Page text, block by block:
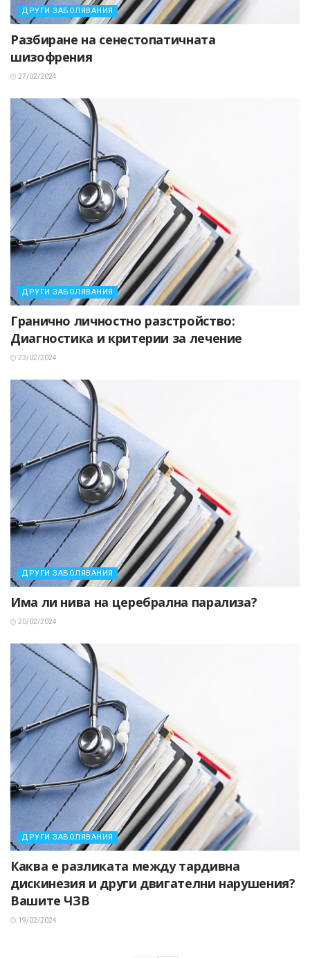
ДРУГИ ЗАБОЛЯВАНИЯ
Разбиране на сенестопатичната
шизофрения
27/02/2024
ДРУГИ ЗАБОЛЯВАНИЯ
Гранично личностно разстройство:
Диагностика и критерии за лечение
23/02/2024
ДРУГИ ЗАБОЛЯВАНИЯ
Има ли нива на церебрална парализа?
20/02/2024
ДРУГИ ЗАБОЛЯВАНИЯ
Каква е разликата между тардивна
дискинезия и други двигателни нарушения?
Вашите ЧЗВ
19/02/2024